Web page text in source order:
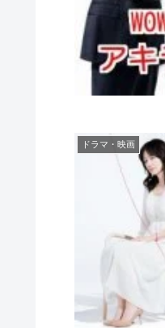
ドラマ・映画